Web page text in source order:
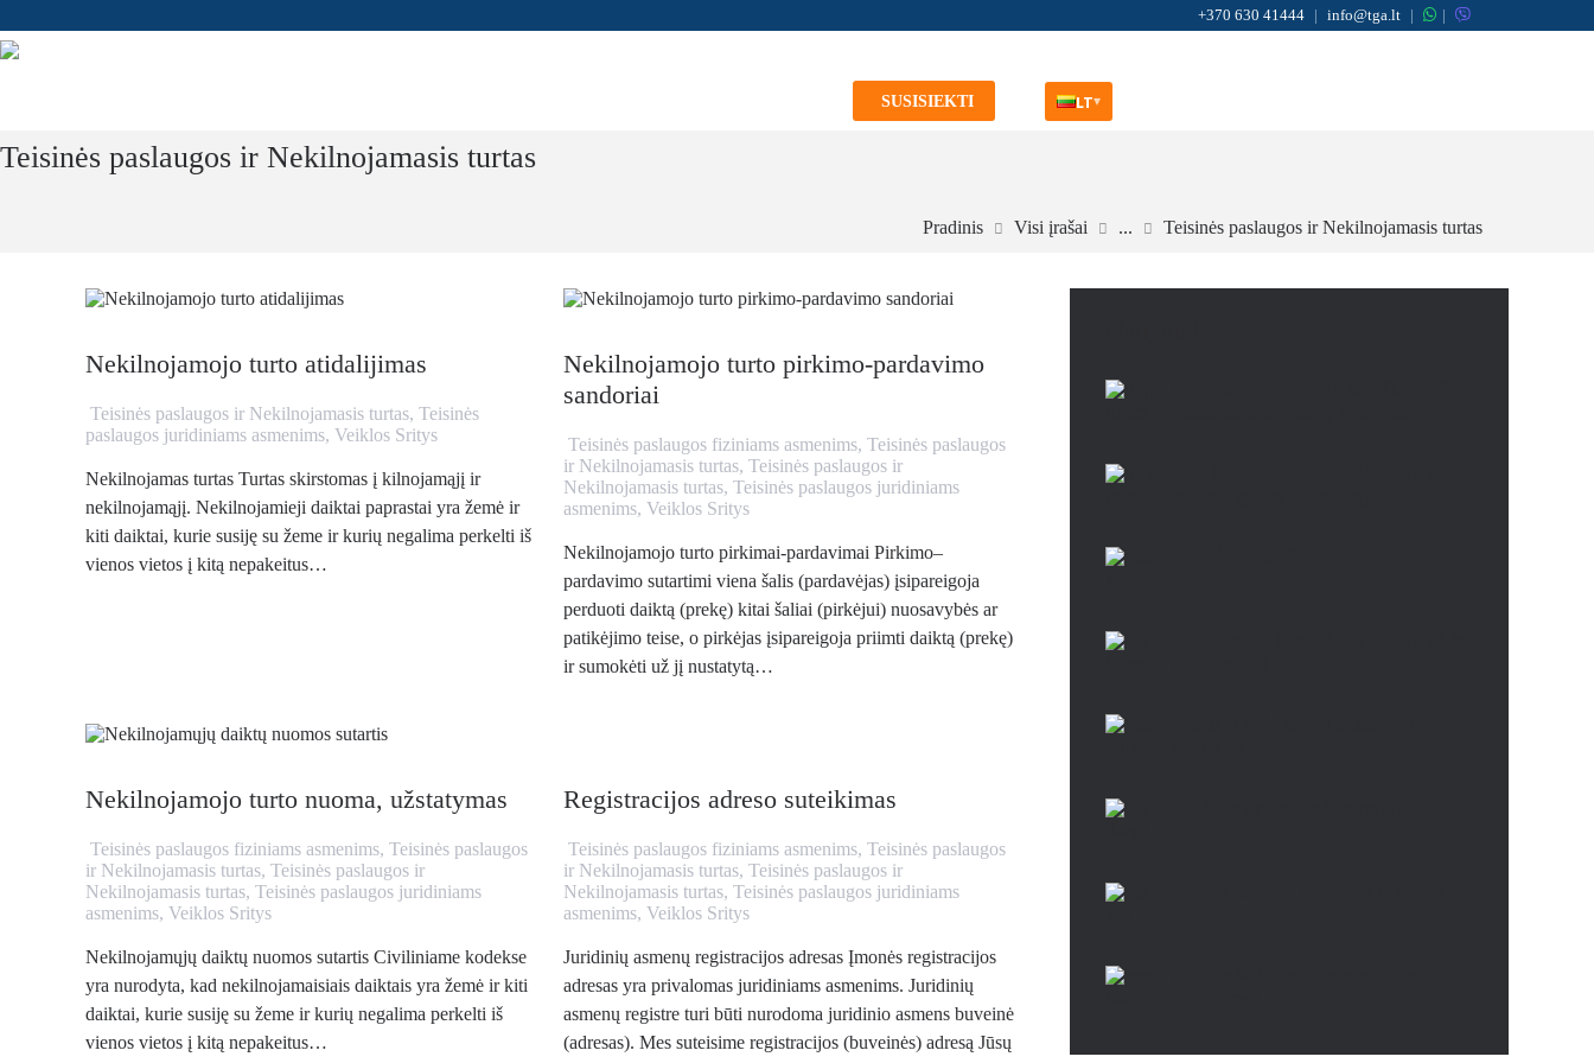
+370 630 41444 | info@tga.lt | |
SUSISIEKTI LT▾
Teisinės paslaugos ir Nekilnojamasis turtas
Pradinis Visi įrašai ... Teisinės paslaugos ir Nekilnojamasis turtas
Nekilnojamojo turto atidalijimas
Teisinės paslaugos ir Nekilnojamasis turtas, Teisinės
paslaugos juridiniams asmenims, Veiklos Sritys
Nekilnojamas turtas Turtas skirstomas į kilnojamąjį ir
nekilnojamąjį. Nekilnojamieji daiktai paprastai yra žemė ir
kiti daiktai, kurie susiję su žeme ir kurių negalima perkelti iš
vienos vietos į kitą nepakeitus…
Nekilnojamojo turto pirkimo-pardavimo
sandoriai
Teisinės paslaugos fiziniams asmenims, Teisinės paslaugos
ir Nekilnojamasis turtas, Teisinės paslaugos ir
Nekilnojamasis turtas, Teisinės paslaugos juridiniams
asmenims, Veiklos Sritys
Nekilnojamojo turto pirkimai-pardavimai Pirkimo–
pardavimo sutartimi viena šalis (pardavėjas) įsipareigoja
perduoti daiktą (prekę) kitai šaliai (pirkėjui) nuosavybės ar
patikėjimo teise, o pirkėjas įsipareigoja priimti daiktą (prekę)
ir sumokėti už jį nustatytą…
Nekilnojamojo turto nuoma, užstatymas
Teisinės paslaugos fiziniams asmenims, Teisinės paslaugos
ir Nekilnojamasis turtas, Teisinės paslaugos ir
Nekilnojamasis turtas, Teisinės paslaugos juridiniams
asmenims, Veiklos Sritys
Nekilnojamųjų daiktų nuomos sutartis Civiliniame kodekse
yra nurodyta, kad nekilnojamaisiais daiktais yra žemė ir kiti
daiktai, kurie susiję su žeme ir kurių negalima perkelti iš
vienos vietos į kitą nepakeitus…
Registracijos adreso suteikimas
Teisinės paslaugos fiziniams asmenims, Teisinės paslaugos
ir Nekilnojamasis turtas, Teisinės paslaugos ir
Nekilnojamasis turtas, Teisinės paslaugos juridiniams
asmenims, Veiklos Sritys
Juridinių asmenų registracijos adresas Įmonės registracijos
adresas yra privalomas juridiniams asmenims. Juridinių
asmenų registre turi būti nurodoma juridinio asmens buveinė
(adresas). Mes suteisime registracijos (buveinės) adresą Jūsų